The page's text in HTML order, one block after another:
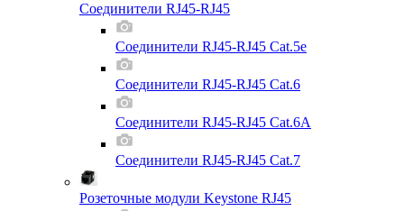
Соединители RJ45-RJ45
Соединители RJ45-RJ45 Cat.5e
Соединители RJ45-RJ45 Cat.6
Соединители RJ45-RJ45 Cat.6A
Соединители RJ45-RJ45 Cat.7
Розеточные модули Keystone RJ45